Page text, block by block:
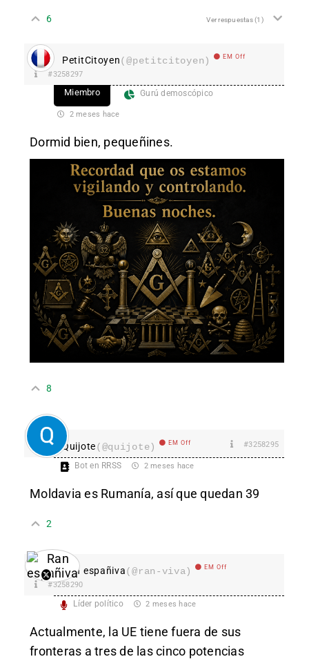
6 Ver respuestas(1)
PetitCitoyen(@petitcitoyen) EM Off
#3258297
Miembro Gurú demoscópico
2 meses hace
Dormid bien, pequeñines.
8
Quijote(@quijote) EM Off #3258295
Bot en RRSS 2 meses hace
Moldavia es Rumanía, así que quedan 39
2
Ran españiva(@ran-viva) EM Off
#3258290
Líder político 2 meses hace
Actualmente, la UE tiene fuera de sus
fronteras a tres de las cinco potencias